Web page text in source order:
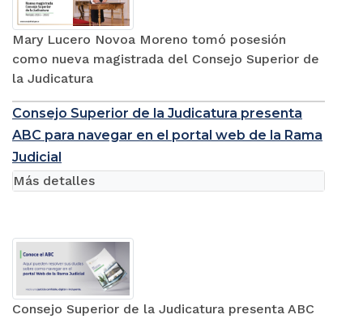
Mary Lucero Novoa Moreno tomó posesión
como nueva magistrada del Consejo Superior de
la Judicatura
Consejo Superior de la Judicatura presenta
ABC para navegar en el portal web de la Rama
Judicial
Consejo Superior de la Judicatura presenta ABC
Más detalles